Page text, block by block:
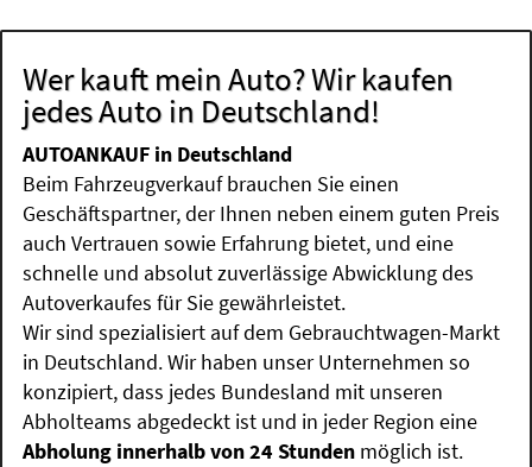
Wer kauft mein Auto? Wir kaufen
jedes Auto in Deutschland!
AUTOANKAUF in Deutschland
Beim Fahrzeugverkauf brauchen Sie einen
Geschäftspartner, der Ihnen neben einem guten Preis
auch Vertrauen sowie Erfahrung bietet, und eine
schnelle und absolut zuverlässige Abwicklung des
Autoverkaufes für Sie gewährleistet.
Wir sind spezialisiert auf dem Gebrauchtwagen-Markt
in Deutschland. Wir haben unser Unternehmen so
konzipiert, dass jedes Bundesland mit unseren
Abholteams abgedeckt ist und in jeder Region eine
Abholung innerhalb von 24 Stunden möglich ist.